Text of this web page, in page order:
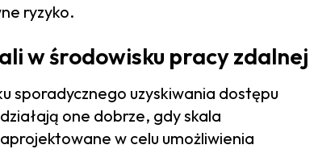
ryzyko.
w środowisku pracy zdalnej
sporadycznego uzyskiwania dostępu
one dobrze, gdy skala
w celu umożliwienia